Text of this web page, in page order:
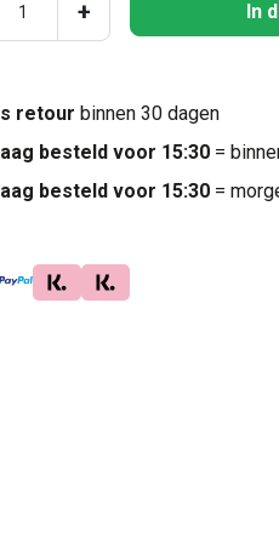
+ In
retour binnen 30 dagen
besteld voor 15:30=
besteld voor 15:30=